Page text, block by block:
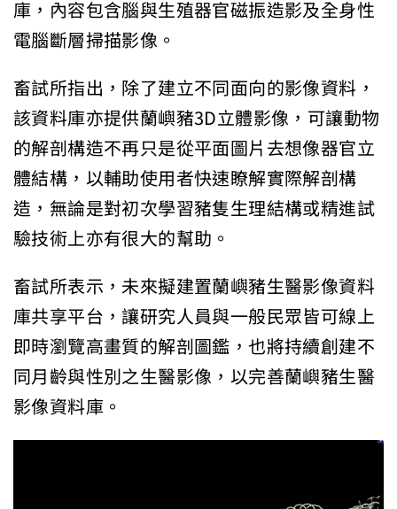
庫，內容包含腦與生殖器官磁振造影及全身性
電腦斷層掃描影像。
畜試所指出，除了建立不同面向的影像資料，
該資料庫亦提供蘭嶼豬3D立體影像，可讓動物
的解剖構造不再只是從平面圖片去想像器官立
體結構，以輔助使用者快速瞭解實際解剖構
造，無論是對初次學習豬隻生理結構或精進試
驗技術上亦有很大的幫助。
畜試所表示，未來擬建置蘭嶼豬生醫影像資料
庫共享平台，讓研究人員與一般民眾皆可線上
即時瀏覽高畫質的解剖圖鑑，也將持續創建不
同月齡與性別之生醫影像，以完善蘭嶼豬生醫
影像資料庫。